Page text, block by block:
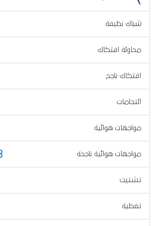
شباك نظيفة
محاولة افتكاك
افتكاك ناجح
التحامات
مواجهات هوائية
مواجهات هوائية ناجحة
تشتيت
تغطية